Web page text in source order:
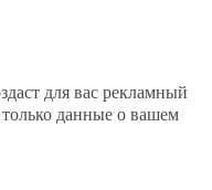
для вас рекламный
данные о вашем